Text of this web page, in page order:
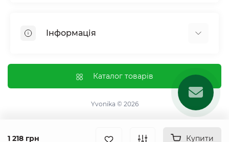
1 218 грн Купити
Обмін речовин і вага
Гормональний баланс і обмін речовин
Вітаміни та мінерали
Інформація
Оплата і доставка
Обмін та повернення
Каталог товарів
Yvonika © 2026